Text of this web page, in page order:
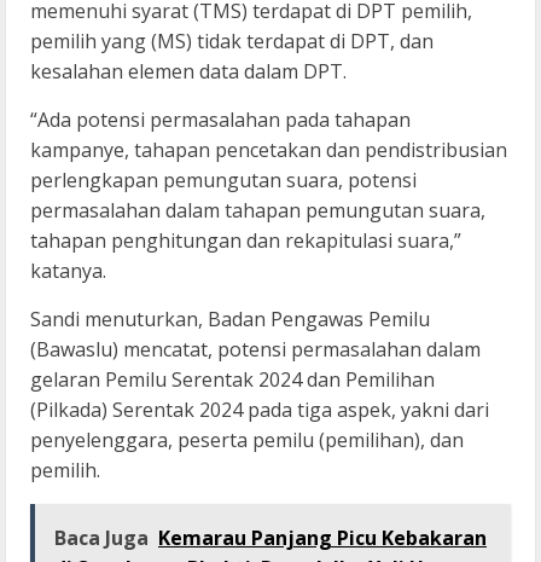
memenuhi syarat (TMS) terdapat di DPT pemilih,
pemilih yang (MS) tidak terdapat di DPT, dan
kesalahan elemen data dalam DPT.
“Ada potensi permasalahan pada tahapan
kampanye, tahapan pencetakan dan pendistribusian
perlengkapan pemungutan suara, potensi
permasalahan dalam tahapan pemungutan suara,
tahapan penghitungan dan rekapitulasi suara,”
katanya.
Sandi menuturkan, Badan Pengawas Pemilu
(Bawaslu) mencatat, potensi permasalahan dalam
gelaran Pemilu Serentak 2024 dan Pemilihan
(Pilkada) Serentak 2024 pada tiga aspek, yakni dari
penyelenggara, peserta pemilu (pemilihan), dan
pemilih.
Baca Juga Kemarau Panjang Picu Kebakaran